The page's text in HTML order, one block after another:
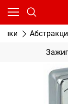
Ваш город - Москва,
От выбранного